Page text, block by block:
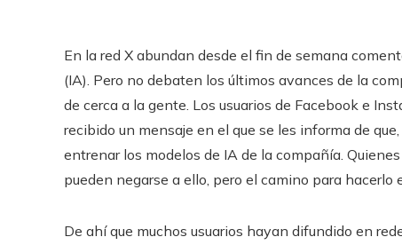
En la red X abundan desde el fin de semana
(IA). Pero no debaten los últimos avances de la
de cerca a la gente. Los usuarios de Facebook e
recibido un mensaje en el que se les informa de
entrenar los modelos de IA de la compañía.
pueden negarse a ello, pero el camino para hacerlo
De ahí que muchos usuarios hayan difundido en